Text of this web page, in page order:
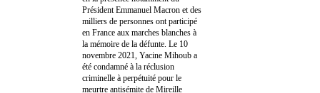
Président Emmanuel Macron et des
milliers de personnes ont participé
en France aux marches blanches à
la mémoire de la défunte. Le 10
novembre 2021, Yacine Mihoub a
été condamné à la réclusion
criminelle à perpétuité pour le
meurtre antisémite de Mireille